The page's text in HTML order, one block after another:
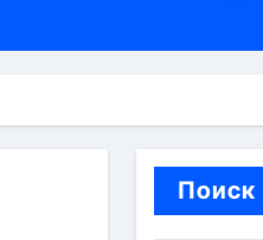
оформления сделки
Поиск